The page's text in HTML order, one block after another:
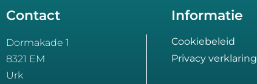
Contact
Dormakade 1
8321 EM
Urk
Informatie
Cookiebeleid
Privacy verklaring